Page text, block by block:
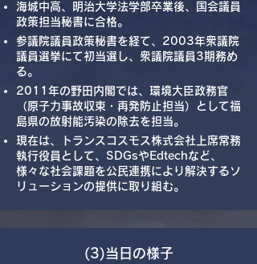
海城中高、明治大学法学部卒業後、国会議員
政策担当秘書に合格。
参議院議員政策秘書を経て、2003年衆議院
議員選挙にて初当選し、衆議院議員3期務め
る。
2011年の野田内閣では、環境大臣政務官
（原子力事故収束・再発防止担当）として福
島県の放射能汚染の除去を担当。
現在は、トランスコスモス株式会社上席常務
執行役員として、SDGsやEdtechなど、
様々な社会課題を公民連携により解決するソ
リューションの提供に取り組む。
​(3)当日の様子